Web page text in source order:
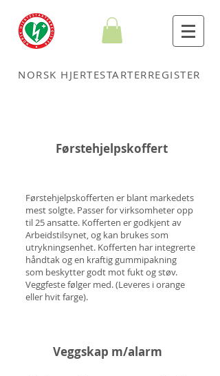
NORSK HJERTESTARTERREGISTER
Førstehjelpskoffert
Førstehjelpskofferten er blant markedets
mest solgte. Passer for virksomheter opp
til 25 ansatte. Kofferten er godkjent av
Arbeidstilsynet, og kan brukes som
utrykningsenhet. Kofferten har integrerte
håndtak og en kraftig gummipakning
som beskytter godt mot fukt og støv.
Veggfeste følger med. (Leveres i orange
eller hvit farge).
Veggskap m/alarm